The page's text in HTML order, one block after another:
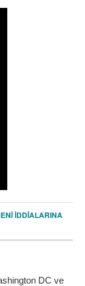
İDDİALARINA
DC ve